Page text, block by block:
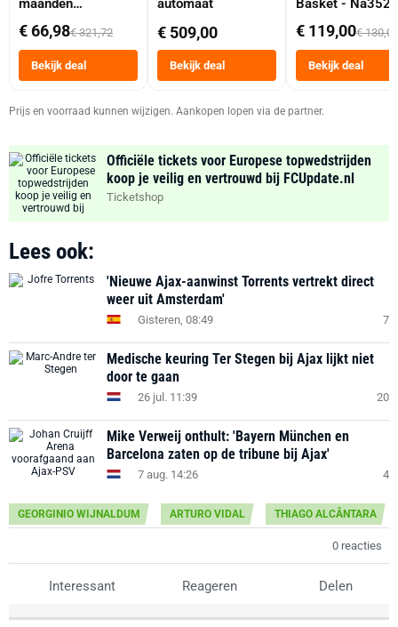
maanden
abonnement
€ 66,98€ 321,72
Bekijk deal
automaat
€ 509,00
Bekijk deal
Basket -
Dubbele Mand 9
Tot 6 Personen
Heteluchtfriteuse
Zwart
€ 119,00€ 130,00
Bekijk deal
Prijs en voorraad kunnen wijzigen. Aankopen lopen via de partner.
Officiële tickets voor Europese topwedstrijden
koop je veilig en vertrouwd bij FCUpdate.nl
Ticketshop
Lees ook:
'Nieuwe Ajax-aanwinst Torrents vertrekt direct
weer uit Amsterdam'
Gisteren, 08:49 7
Medische keuring Ter Stegen bij Ajax lijkt niet
door te gaan
26 jul. 11:39 20
Mike Verweij onthult: 'Bayern München en
Barcelona zaten op de tribune bij Ajax'
7 aug. 14:26 4
GEORGINIO WIJNALDUM ARTURO VIDAL THIAGO ALCÂNTARA
0 reacties
Interessant Reageren Delen